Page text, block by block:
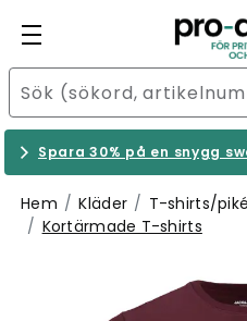
Spara 30% på en snygg
Hem Kläder
T-shirts/
Kortärmade T-shirts